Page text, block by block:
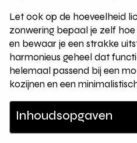
Let ook op de hoeveelheid
zonwering bepaal je zelf
en bewaar je een strakke
harmonieus geheel dat
helemaal passend bij een
kozijnen en een
Inhoudsopgaven